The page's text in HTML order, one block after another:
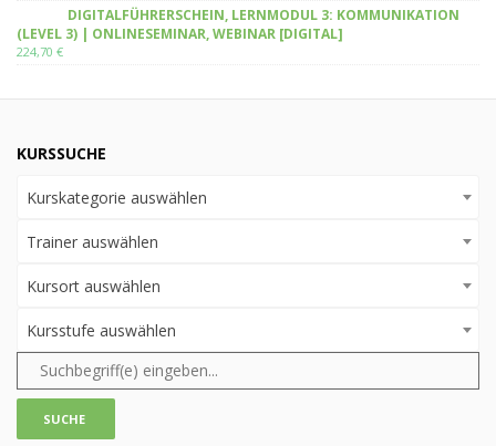
DIGITALFÜHRERSCHEIN, LERNMODUL 3: KOMMUNIKATION
(LEVEL 3) | ONLINESEMINAR, WEBINAR [DIGITAL]
224,70 €
KURSSUCHE
Kurskategorie auswählen
Trainer auswählen
Kursort auswählen
Kursstufe auswählen